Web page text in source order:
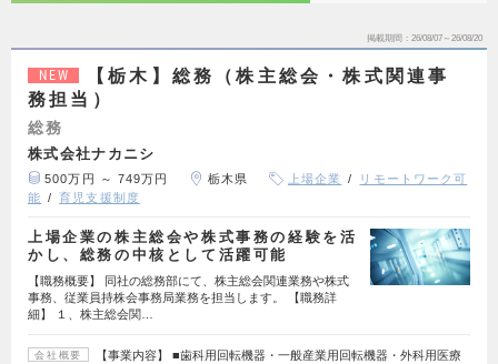
掲載期間 26/08/07～26/08/20
NEW
【栃木】総務（株主総会・株式関連事
務担当）
総務
株式会社ナカニシ
500万円 ～ 749万円 栃木県 上場企業
リモートワーク可
能
育児支援制度
上場企業の株主総会や株式事務の経験を活
かし、総務の中核として活躍可能
【職務概要】 同社の総務部にて、株主総会関連業務や株式
事務、従業員持株会事務局業務を担当します。 【職務詳
細】 １、株主総会関…
会社概要
【事業内容】 ■歯科用回転機器・一般産業用回転機器・外科用医療